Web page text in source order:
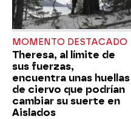
MOMENTO DESTACADO
Theresa, al límite de
sus fuerzas,
encuentra unas huellas
de ciervo que podrían
cambiar su suerte en
Aislados